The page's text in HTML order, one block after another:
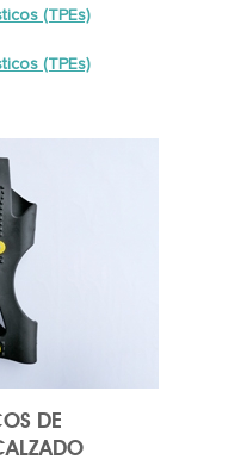
(TPEs)
(TPEs)
DE